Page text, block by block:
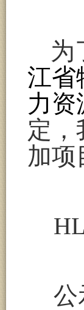
为
江省
力资
定，
加项
公